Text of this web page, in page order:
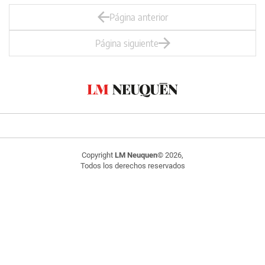
Página anterior
Página siguiente
Copyright LM Neuquen© 2026,
Todos los derechos reservados